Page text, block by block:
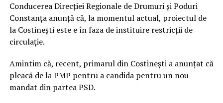
Conducerea Direcției Regionale de Drumuri și Poduri
Constanța anunță că, la momentul actual, proiectul de
la Costinești este e în faza de instituire restricții de
circulație.
Amintim că, recent, primarul din Costinești a anunțat că
pleacă de la PMP pentru a candida pentru un nou
mandat din partea PSD.